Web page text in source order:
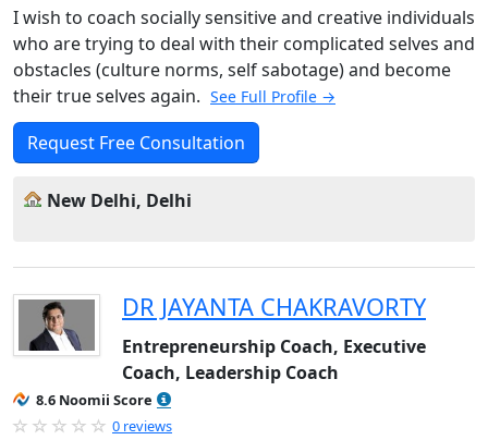
I wish to coach socially sensitive and creative individuals
who are trying to deal with their complicated selves and
obstacles (culture norms, self sabotage) and become
their true selves again. See Full Profile →
Request Free Consultation
New Delhi, Delhi
DR JAYANTA CHAKRAVORTY
Entrepreneurship Coach, Executive
Coach, Leadership Coach
8.6 Noomii Score
0 reviews